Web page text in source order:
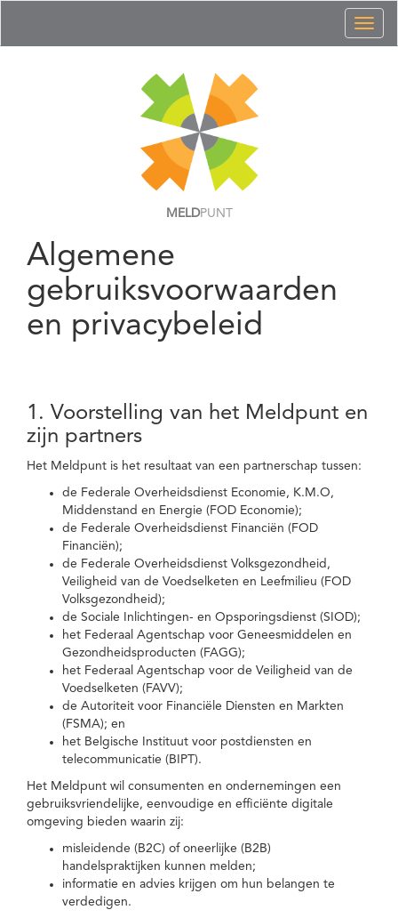
MELDPUNT
Algemene
gebruiksvoorwaarden
en privacybeleid
1. Voorstelling van het Meldpunt en
zijn partners
Het Meldpunt is het resultaat van een partnerschap tussen:
de Federale Overheidsdienst Economie, K.M.O,
Middenstand en Energie (FOD Economie);
de Federale Overheidsdienst Financiën (FOD
Financiën);
de Federale Overheidsdienst Volksgezondheid,
Veiligheid van de Voedselketen en Leefmilieu (FOD
Volksgezondheid);
de Sociale Inlichtingen- en Opsporingsdienst (SIOD);
het Federaal Agentschap voor Geneesmiddelen en
Gezondheidsproducten (FAGG);
het Federaal Agentschap voor de Veiligheid van de
Voedselketen (FAVV);
de Autoriteit voor Financiële Diensten en Markten
(FSMA); en
het Belgische Instituut voor postdiensten en
telecommunicatie (BIPT).
Het Meldpunt wil consumenten en ondernemingen een
gebruiksvriendelijke, eenvoudige en efficiënte digitale
omgeving bieden waarin zij:
misleidende (B2C) of oneerlijke (B2B)
handelspraktijken kunnen melden;
informatie en advies krijgen om hun belangen te
verdedigen.